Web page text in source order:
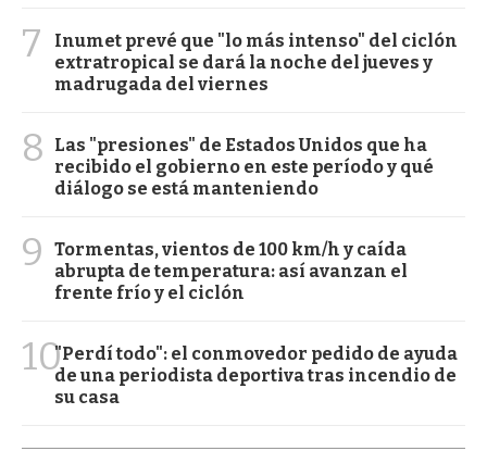
7
Inumet prevé que "lo más intenso" del ciclón
extratropical se dará la noche del jueves y
madrugada del viernes
8
Las "presiones" de Estados Unidos que ha
recibido el gobierno en este período y qué
diálogo se está manteniendo
9
Tormentas, vientos de 100 km/h y caída
abrupta de temperatura: así avanzan el
frente frío y el ciclón
10"Perdí todo": el conmovedor pedido de ayuda
de una periodista deportiva tras incendio de
su casa